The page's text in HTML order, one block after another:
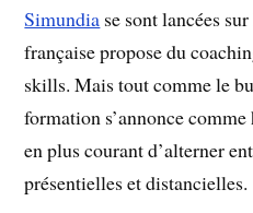
Simundia se sont lancées
française propose du
skills. Mais tout comme le
formation s’annonce
en plus courant d’alterner
présentielles et distancielles.